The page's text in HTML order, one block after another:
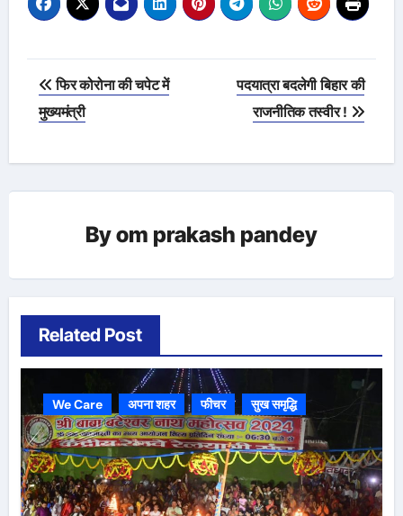
Post
navigation
फिर कोरोना की चपेट में
मुख्यमंत्री
पदयात्रा बदलेगी बिहार की
राजनीतिक तस्वीर !
Byom prakash pandey
Related Post
We Care अपना शहर फीचर सुख समृद्धि